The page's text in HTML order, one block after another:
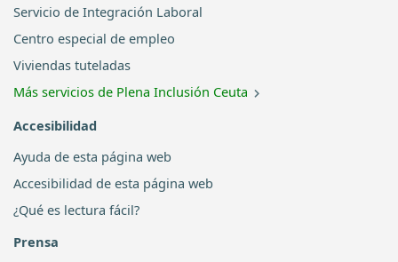
Servicio de Integración Laboral
Centro especial de empleo
Viviendas tuteladas
Más servicios de Plena Inclusión Ceuta
Accesibilidad
Ayuda de esta página web
Accesibilidad de esta página web
¿Qué es lectura fácil?
Prensa